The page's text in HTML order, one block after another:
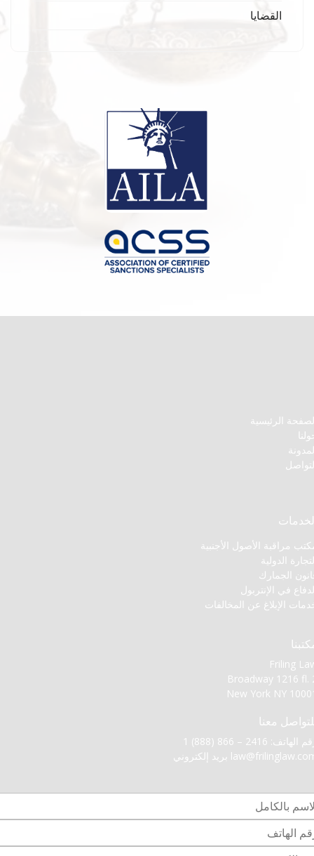
القضايا
الرئيسية
مراقبة الأصول الأجنبية
الدولية
الجمارك
في الإنتربول
الإبلاغ عن المخالفات
Friling
Broadway 1216 fl.
New York NY
معنا
الهاتف: 2416 – 866 (888) 1
بريد إلكتروني